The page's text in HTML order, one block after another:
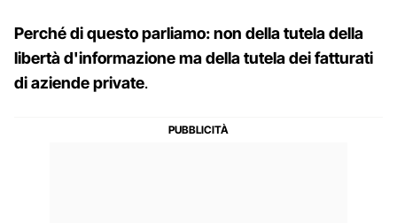
Perché di questo parliamo: non della tutela della
libertà d'informazione ma della tutela dei fatturati
di aziende private.